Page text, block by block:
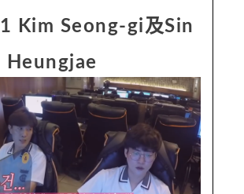
1 Kim Seong-gi及Sin
Heungjae